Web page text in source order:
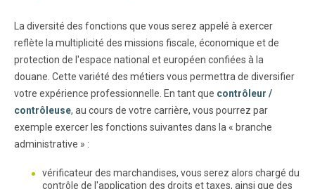
La diversité des fonctions que vous serez appelé à exercer
reflète la multiplicité des missions fiscale, économique et de
protection de l'espace national et européen confiées à la
douane. Cette variété des métiers vous permettra de diversifier
votre expérience professionnelle. En tant que contrôleur /
contrôleuse, au cours de votre carrière, vous pourrez par
exemple exercer les fonctions suivantes dans la « branche
administrative » :
vérificateur des marchandises, vous serez alors chargé du
contrôle de l'application des droits et taxes, ainsi que des